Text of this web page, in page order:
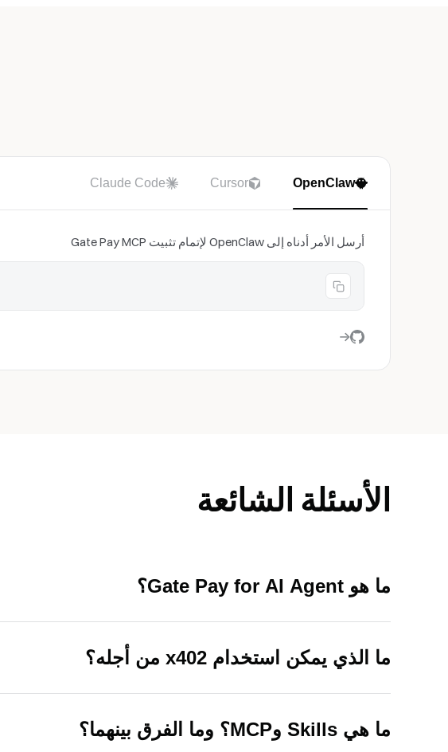
OpenClaw
Cursor
Claude Code
أرسل الأمر أدناه إلى OpenClaw لإتمام تثبيت Gate Pay MCP
الأسئلة الشائعة
ما هو Gate Pay for AI Agent؟
ما الذي يمكن استخدام x402 من أجله؟
ما هي Skills وMCP؟ وما الفرق بينهما؟